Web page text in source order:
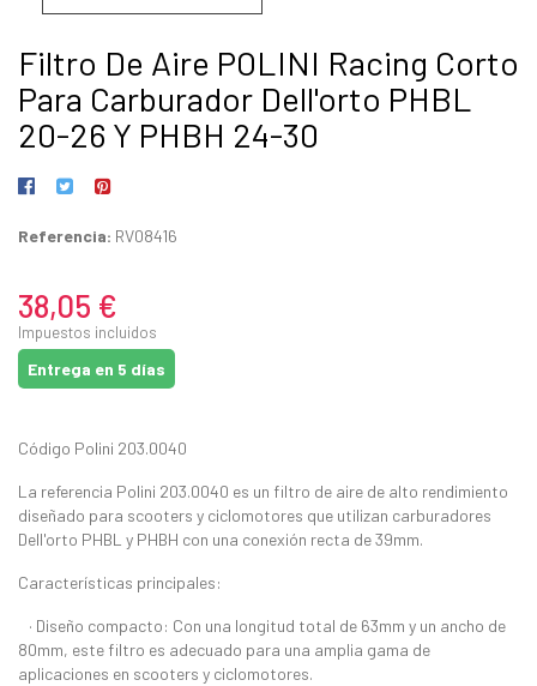
Filtro De Aire POLINI Racing Corto
Para Carburador Dell'orto PHBL
20-26 Y PHBH 24-30
Referencia: RV08416
38,05 €
Impuestos incluidos
Entrega en 5 días
Código Polini 203.0040
La referencia Polini 203.0040 es un filtro de aire de alto rendimiento
diseñado para scooters y ciclomotores que utilizan carburadores
Dell'orto PHBL y PHBH con una conexión recta de 39mm.
Características principales:
· Diseño compacto: Con una longitud total de 63mm y un ancho de
80mm, este filtro es adecuado para una amplia gama de
aplicaciones en scooters y ciclomotores.